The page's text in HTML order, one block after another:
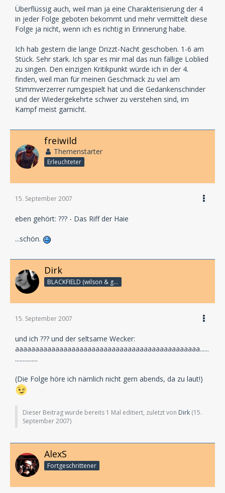
Überflüssig auch, weil man ja eine Charakterisierung der 4
in jeder Folge geboten bekommt und mehr vermittelt diese
Folge ja nicht, wenn ich es richtig in Erinnerung habe.
Ich hab gestern die lange Drizzt-Nacht geschoben. 1-6 am
Stück. Sehr stark. Ich spar es mir mal das nun fällige Loblied
zu singen. Den einzigen Kritikpunkt würde ich in der 4.
finden, weil man für meinen Geschmack zu viel am
Stimmverzerrer rumgespielt hat und die Gedankenschinder
und der Wiedergekehrte schwer zu verstehen sind, im
Kampf meist garnicht.
freiwild
Themenstarter
Erleuchteter
15. September 2007
eben gehört: ??? - Das Riff der Haie
...schön.
Dirk
BLACKFIELD (wilson & geffen)
15. September 2007
und ich ??? und der seltsame Wecker:
aaaaaaaaaaaaaaaaaaaaaaaaaaaaaaaaaaaaaaaaaaaaaa......
...............
(Die Folge höre ich nämlich nicht gern abends, da zu laut!)
Dieser Beitrag wurde bereits 1 Mal editiert, zuletzt von Dirk (15.
September 2007)
AlexS
Fortgeschrittener